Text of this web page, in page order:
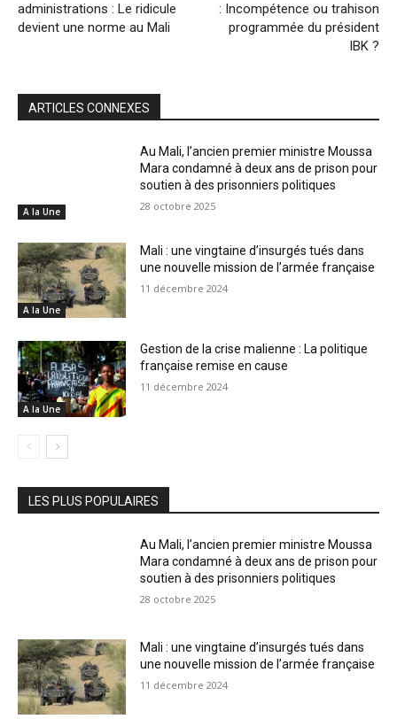
administrations : Le ridicule
devient une norme au Mali
: Incompétence ou trahison
programmée du président
IBK ?
ARTICLES CONNEXES
A la Une
Au Mali, l’ancien premier ministre Moussa
Mara condamné à deux ans de prison pour
soutien à des prisonniers politiques
28 octobre 2025
A la Une
Mali : une vingtaine d’insurgés tués dans
une nouvelle mission de l’armée française
11 décembre 2024
A la Une
Gestion de la crise malienne : La politique
française remise en cause
11 décembre 2024
LES PLUS POPULAIRES
Au Mali, l’ancien premier ministre Moussa
Mara condamné à deux ans de prison pour
soutien à des prisonniers politiques
28 octobre 2025
Mali : une vingtaine d’insurgés tués dans
une nouvelle mission de l’armée française
11 décembre 2024